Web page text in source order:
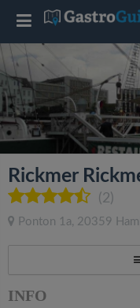
Rickmer
(2)
Ponton 1a, 20359
INFO
T
g
l
e